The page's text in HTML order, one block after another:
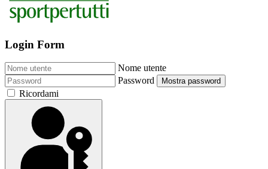
Login Form
Nome utente
Password
Mostra password
Ricordami